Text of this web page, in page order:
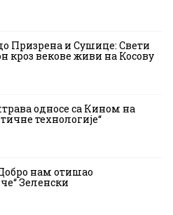
Призрена и Сушице: Свети
кроз векове живи на Косову
односе са Кином на
технологије“
нам отишао
Зеленски